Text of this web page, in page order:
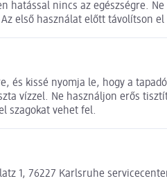
hatással nincs az egészségre.
első használat előtt távolítson
és kissé nyomja le, hogy a
vízzel. Ne használjon erős
szagokat vehet fel.
1, 76227 Karlsruhe